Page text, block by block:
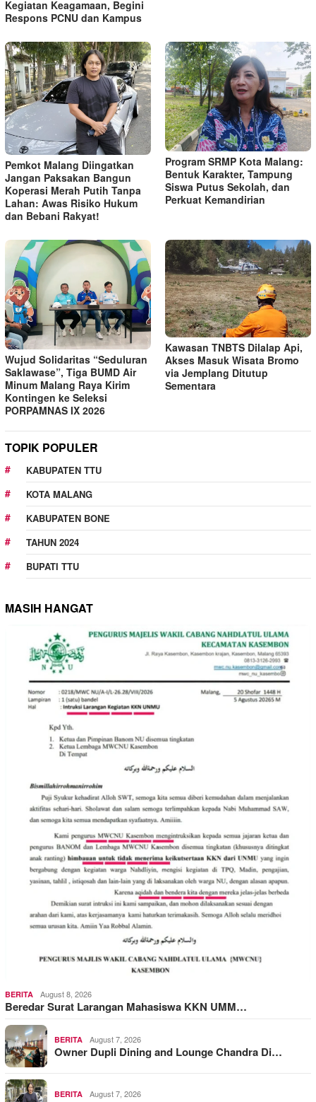
Kegiatan Keagamaan, Begini
Respons PCNU dan Kampus
Pemkot Malang Diingatkan
Jangan Paksakan Bangun
Koperasi Merah Putih Tanpa
Lahan: Awas Risiko Hukum
dan Bebani Rakyat!
Program SRMP Kota Malang:
Bentuk Karakter, Tampung
Siswa Putus Sekolah, dan
Perkuat Kemandirian
Wujud Solidaritas “Seduluran
Saklawase”, Tiga BUMD Air
Minum Malang Raya Kirim
Kontingen ke Seleksi
PORPAMNAS IX 2026
Kawasan TNBTS Dilalap Api,
Akses Masuk Wisata Bromo
via Jemplang Ditutup
Sementara
TOPIK POPULER
KABUPATEN TTU
KOTA MALANG
KABUPATEN BONE
TAHUN 2024
BUPATI TTU
MASIH HANGAT
BERITA August 8, 2026
Beredar Surat Larangan Mahasiswa KKN UMM…
BERITA August 7, 2026
Owner Dupli Dining and Lounge Chandra Di…
BERITA August 7, 2026